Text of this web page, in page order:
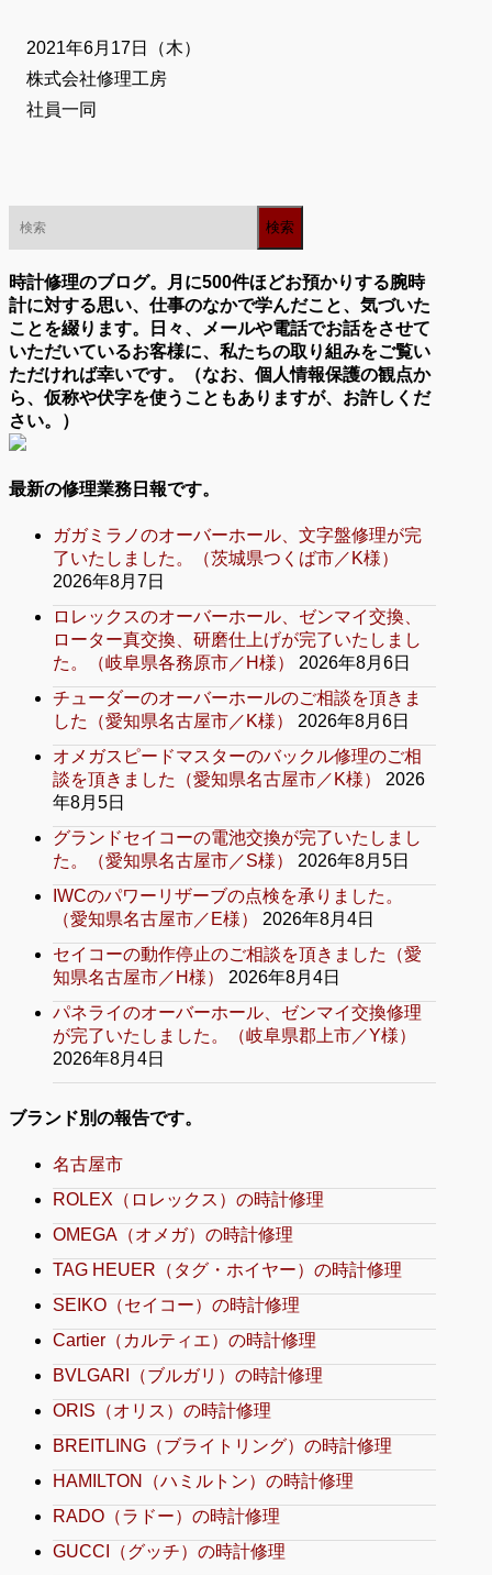
2021年6月17日（木）
株式会社修理工房
社員一同
時計修理のブログ。月に500件ほどお預かりする腕時
計に対する思い、仕事のなかで学んだこと、気づいた
ことを綴ります。日々、メールや電話でお話をさせて
いただいているお客様に、私たちの取り組みをご覧い
ただければ幸いです。（なお、個人情報保護の観点か
ら、仮称や伏字を使うこともありますが、お許しくだ
さい。）
最新の修理業務日報です。
ガガミラノのオーバーホール、文字盤修理が完
了いたしました。（茨城県つくば市／K様）
2026年8月7日
ロレックスのオーバーホール、ゼンマイ交換、
ローター真交換、研磨仕上げが完了いたしまし
た。（岐阜県各務原市／H様）
2026年8月6日
チューダーのオーバーホールのご相談を頂きま
した（愛知県名古屋市／K様）
2026年8月6日
オメガスピードマスターのバックル修理のご相
談を頂きました（愛知県名古屋市／K様）
2026
年8月5日
グランドセイコーの電池交換が完了いたしまし
た。（愛知県名古屋市／S様）
2026年8月5日
IWCのパワーリザーブの点検を承りました。
（愛知県名古屋市／E様）
2026年8月4日
セイコーの動作停止のご相談を頂きました（愛
知県名古屋市／H様）
2026年8月4日
パネライのオーバーホール、ゼンマイ交換修理
が完了いたしました。（岐阜県郡上市／Y様）
2026年8月4日
ブランド別の報告です。
名古屋市
ROLEX（ロレックス）の時計修理
OMEGA（オメガ）の時計修理
TAG HEUER（タグ・ホイヤー）の時計修理
SEIKO（セイコー）の時計修理
Cartier（カルティエ）の時計修理
BVLGARI（ブルガリ）の時計修理
ORIS（オリス）の時計修理
BREITLING（ブライトリング）の時計修理
HAMILTON（ハミルトン）の時計修理
RADO（ラドー）の時計修理
GUCCI（グッチ）の時計修理